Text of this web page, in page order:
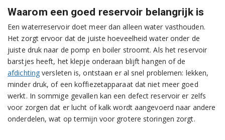
Waarom een goed reservoir belangrijk is
Een waterreservoir doet meer dan alleen water vasthouden.
Het zorgt ervoor dat de juiste hoeveelheid water onder de
juiste druk naar de pomp en boiler stroomt. Als het reservoir
barstjes heeft, het klepje onderaan blijft hangen of de
afdichting versleten is, ontstaan er al snel problemen: lekken,
minder druk, of een koffiezetapparaat dat niet meer goed
werkt. In sommige gevallen kan een defect reservoir er zelfs
voor zorgen dat er lucht of kalk wordt aangevoerd naar andere
onderdelen, wat op termijn voor grotere storingen zorgt.